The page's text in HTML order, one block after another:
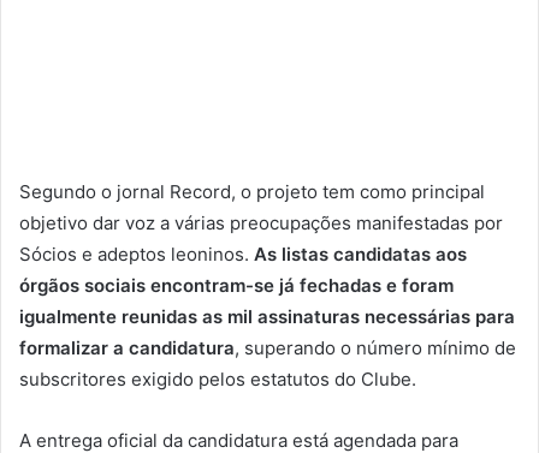
Segundo o jornal Record, o projeto tem como principal
objetivo dar voz a várias preocupações manifestadas por
Sócios e adeptos leoninos. As listas candidatas aos
órgãos sociais encontram-se já fechadas e foram
igualmente reunidas as mil assinaturas necessárias para
formalizar a candidatura, superando o número mínimo de
subscritores exigido pelos estatutos do Clube.
A entrega oficial da candidatura está agendada para